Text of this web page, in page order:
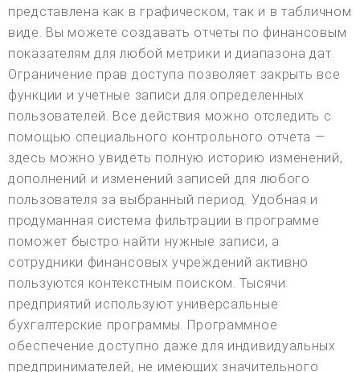
представлена как в графическом, так и в табличном
виде. Вы можете создавать отчеты по финансовым
показателям для любой метрики и диапазона дат.
Ограничение прав доступа позволяет закрыть все
функции и учетные записи для определенных
пользователей. Все действия можно отследить с
помощью специального контрольного отчета —
здесь можно увидеть полную историю изменений,
дополнений и изменений записей для любого
пользователя за выбранный период. Удобная и
продуманная система фильтрации в программе
поможет быстро найти нужные записи, а
сотрудники финансовых учреждений активно
пользуются контекстным поиском. Тысячи
предприятий используют универсальные
бухгалтерские программы. Программное
обеспечение доступно даже для индивидуальных
предпринимателей, не имеющих значительного